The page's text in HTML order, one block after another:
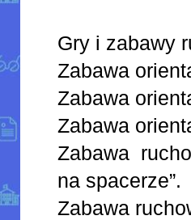
Gry i zabawy
Zabawa
Zabawa
Zabawa
Zabawa
na spacerze”.
Zabawa